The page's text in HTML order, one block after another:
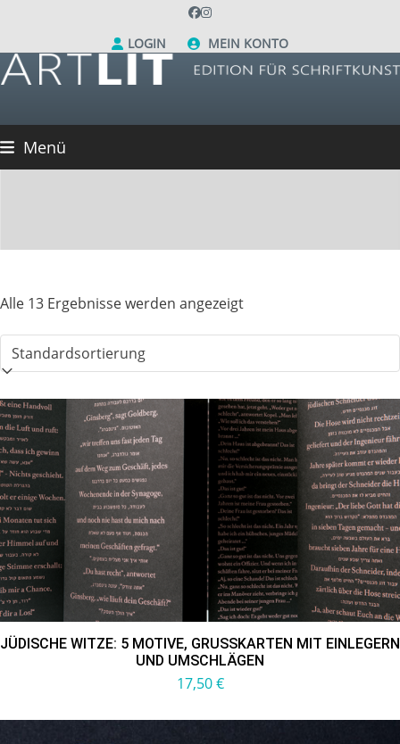
content
Facebook
Instagram
LOGIN
MEIN KONTO
Menü
Alle 13 Ergebnisse werden angezeigt
JÜDISCHE WITZE: 5 MOTIVE, GRUSSKARTEN MIT EINLEGERN U
ND UMSCHLÄGEN
17,50€